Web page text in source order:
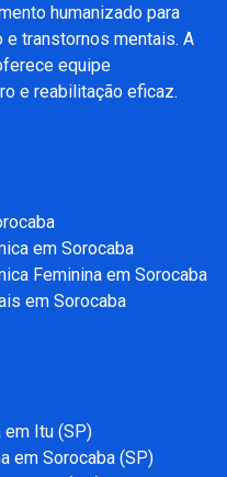
humanizado para
transtornos mentais. A
equipe
e reabilitação eficaz.
em Sorocaba
Feminina em Sorocaba
em Sorocaba
em Itu (SP)
em Sorocaba (SP)